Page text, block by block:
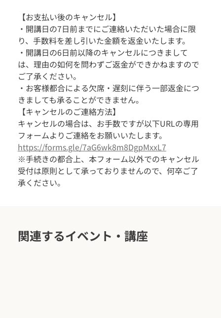
【お支払い後のキャンセル】
・開講日の7日前までにご連絡いただいた場合に限
り、手数料を差し引いた金額を返金いたします。
・開講日の6日前以降のキャンセルにつきまして
は、理由の如何を問わずご返金ができかねますので
ご了承ください。
・お客様都合による欠席・遅刻に伴う一部返金につ
きましても承ることができません。
【キャンセルのご連絡方法】
キャンセルの場合は、お手数ですが以下URLの専用
フォームよりご連絡をお願いいたします。
https://forms.gle/7aG6wk8m8DgpMxxL7
※手続きの都合上、本フォーム以外でのキャンセル
受付は原則として承っておりませんので、何卒ご了
承ください。
関連するイベント・講座